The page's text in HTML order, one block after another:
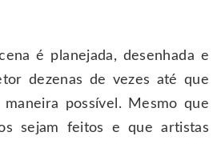
é planejada, desenhada e
dezenas de vezes até que
possível. Mesmo que
sejam feitos e que artistas